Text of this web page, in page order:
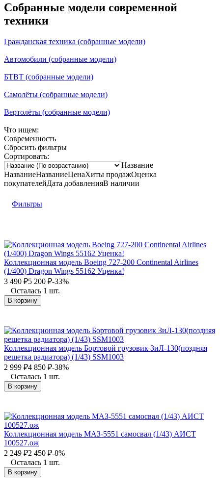
Собранные модели современной
техники
Гражданская техника (собранные модели)
Автомобили (собранные модели)
БТВТ (собранные модели)
Самолёты (собранные модели)
Вертолёты (собранные модели)
Что ищем:
Современность
Сбросить фильтры
Сортировать:
Название
НазваниеНазваниеЦенаХиты продажОценка
покупателейДата добавленияВ наличии
Фильтры
Коллекционная модель Boeing 727-200 Continental Airlines
(1/400) Dragon Wings 55162 Уценка!
3 490 ₽5 200 ₽-33%
Осталась 1 шт.
В корзину
Коллекционная модель Бортовой грузовик ЗиЛ-130(поздняя
решетка радиатора) (1/43) SSM1003
2 999 ₽4 850 ₽-38%
Осталась 1 шт.
В корзину
Коллекционная модель МАЗ-5551 самосвал (1/43) АИСТ
100527.ож
2 249 ₽2 450 ₽-8%
Осталась 1 шт.
В корзину